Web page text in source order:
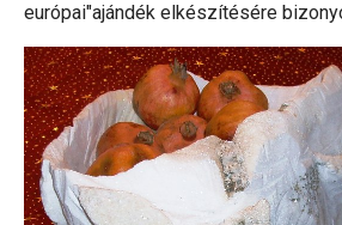
európai"ajándék elkészítésére